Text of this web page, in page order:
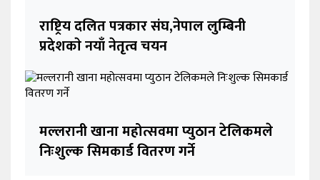
राष्ट्रिय दलित पत्रकार संघ,नेपाल लुम्बिनी
प्रदेशकाे नयाँ नेतृत्व चयन
मल्लरानी खाना महोत्सवमा प्युठान टेलिकमले
निःशुल्क सिमकार्ड वितरण गर्ने